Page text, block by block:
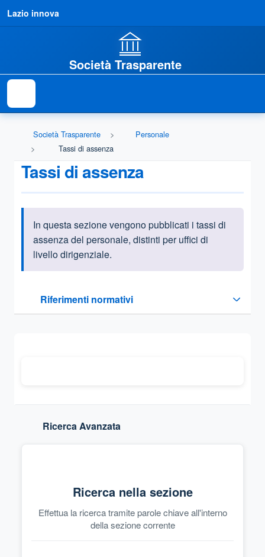
Lazio innova
Società Trasparente
Società Trasparente
Personale
Tassi di assenza
Tassi di assenza
Informazioni introduttive
In questa sezione vengono pubblicati i tassi di
assenza del personale, distinti per uffici di
livello dirigenziale.
Riferimenti normativi
Sezione compressa
Ricerca Avanzata
Ricerca nella sezione
Effettua la ricerca tramite parole chiave all'interno
della sezione corrente